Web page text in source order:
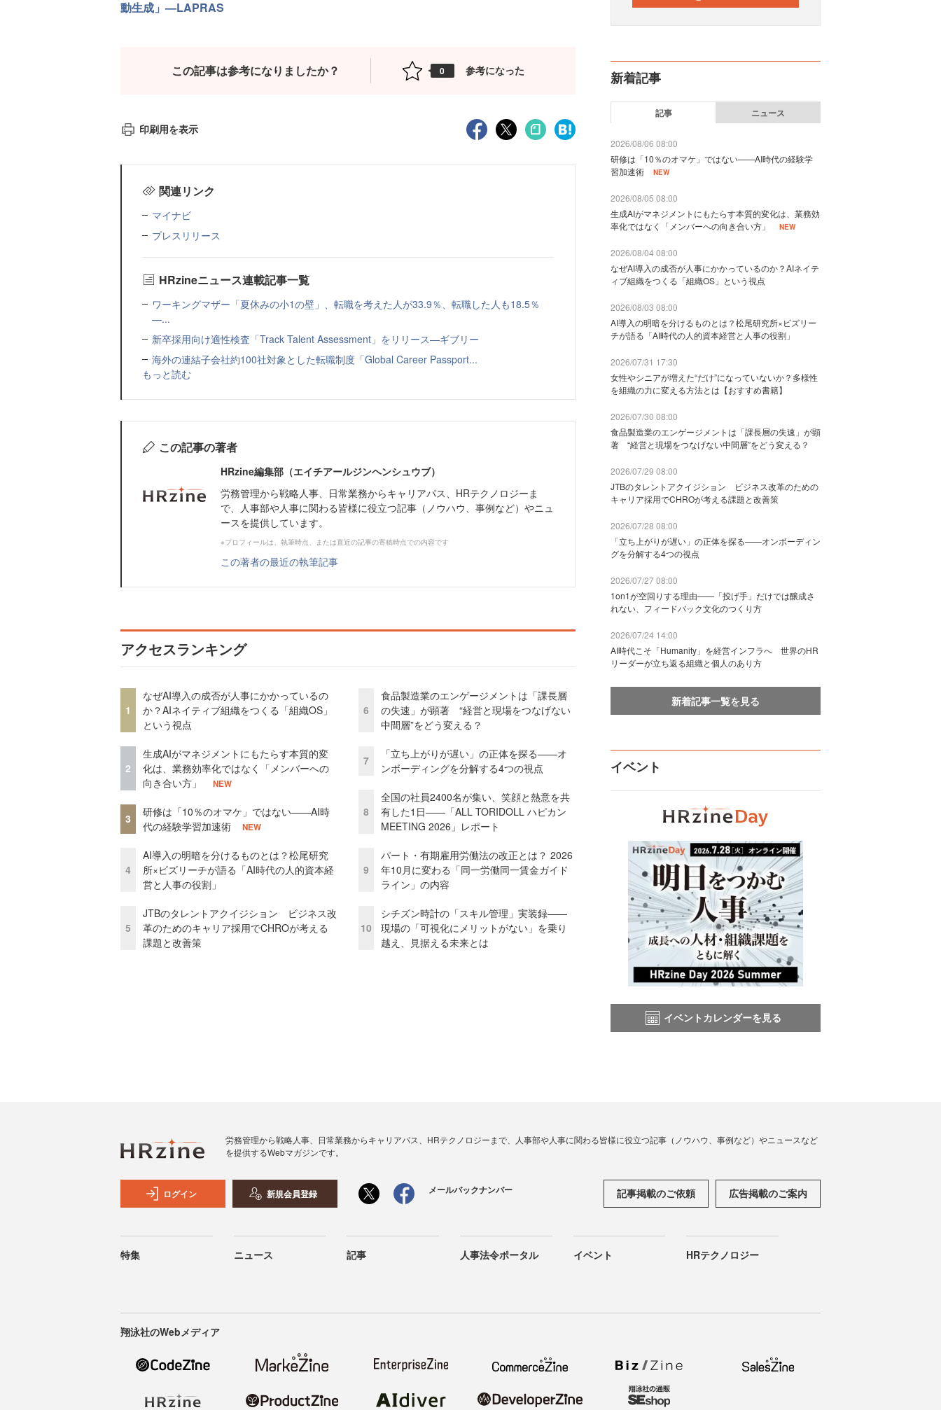
動生成」—LAPRAS
この記事は参考になりましたか？ 0 参考になった
印刷用を表示
関連リンク
マイナビ
プレスリリース
HRzineニュース連載記事一覧
ワーキングマザー「夏休みの小1の壁」、転職を考えた人が33.9％、転職した人も18.5％
—...
新卒採用向け適性検査「Track Talent Assessment」をリリース—ギブリー
海外の連結子会社約100社対象とした転職制度「Global Career Passport...
もっと読む
この記事の著者
HRzine編集部（エイチアールジンヘンシュウブ）
労務管理から戦略人事、日常業務からキャリアパス、HRテクノロジーま
で、人事部や人事に関わる皆様に役立つ記事（ノウハウ、事例など）やニュ
ースを提供しています。
※プロフィールは、執筆時点、または直近の記事の寄稿時点での内容です
この著者の最近の執筆記事
アクセスランキング
1
なぜAI導入の成否が人事にかかっているの
か？AIネイティブ組織をつくる「組織OS」
という視点
2
生成AIがマネジメントにもたらす本質的変
化は、業務効率化ではなく「メンバーへの
向き合い方」
NEW
3
研修は「10％のオマケ」ではない——AI時
代の経験学習加速術
NEW
4
AI導入の明暗を分けるものとは？松尾研究
所×ビズリーチが語る「AI時代の人的資本経
営と人事の役割」
5
JTBのタレントアクイジション ビジネス改
革のためのキャリア採用でCHROが考える
課題と改善策
6
食品製造業のエンゲージメントは「課長層
の失速」が顕著 “経営と現場をつなげない
中間層”をどう変える？
7
「立ち上がりが遅い」の正体を探る——オ
ンボーディングを分解する4つの視点
8
全国の社員2400名が集い、笑顔と熱意を共
有した1日――「ALL TORIDOLL ハピカン
MEETING 2026」レポート
9
パート・有期雇用労働法の改正とは？ 2026
年10月に変わる「同一労働同一賃金ガイド
ライン」の内容
10
シチズン時計の「スキル管理」実装録——
現場の「可視化にメリットがない」を乗り
越え、見据える未来とは
新着記事
記事 ニュース
2026/08/06 08:00
研修は「10％のオマケ」ではない——AI時代の経験学
習加速術
NEW
2026/08/05 08:00
生成AIがマネジメントにもたらす本質的変化は、業務効
率化ではなく「メンバーへの向き合い方」
NEW
2026/08/04 08:00
なぜAI導入の成否が人事にかかっているのか？AIネイテ
ィブ組織をつくる「組織OS」という視点
2026/08/03 08:00
AI導入の明暗を分けるものとは？松尾研究所×ビズリー
チが語る「AI時代の人的資本経営と人事の役割」
2026/07/31 17:30
女性やシニアが増えた“だけ”になっていないか？多様性
を組織の力に変える方法とは【おすすめ書籍】
2026/07/30 08:00
食品製造業のエンゲージメントは「課長層の失速」が顕
著 “経営と現場をつなげない中間層”をどう変える？
2026/07/29 08:00
JTBのタレントアクイジション ビジネス改革のための
キャリア採用でCHROが考える課題と改善策
2026/07/28 08:00
「立ち上がりが遅い」の正体を探る——オンボーディン
グを分解する4つの視点
2026/07/27 08:00
1on1が空回りする理由——「投げ手」だけでは醸成さ
れない、フィードバック文化のつくり方
2026/07/24 14:00
AI時代こそ「Humanity」を経営インフラへ 世界のHR
リーダーが立ち返る組織と個人のあり方
新着記事一覧を見る
イベント
イベントカレンダーを見る
労務管理から戦略人事、日常業務からキャリアパス、HRテクノロジーまで、人事部や人事に関わる皆様に役立つ記事（ノウハウ、事例など）やニュースなど
を提供するWebマガジンです。
ログイン 新規会員登録 メールバックナンバー 記事掲載のご依頼 広告掲載のご案内
特集 ニュース 記事 人事法令ポータル イベント HRテクノロジー
翔泳社のWebメディア